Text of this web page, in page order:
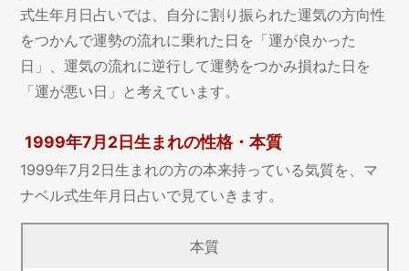
式生年月日占いでは、自分に割り振られた運気の方向性
をつかんで運勢の流れに乗れた日を「運が良かった
日」、運気の流れに逆行して運勢をつかみ損ねた日を
「運が悪い日」と考えています。
1999年7月2日生まれの性格・本質
1999年7月2日生まれの方の本来持っている気質を、マ
ナベル式生年月日占いで見ていきます。
本質